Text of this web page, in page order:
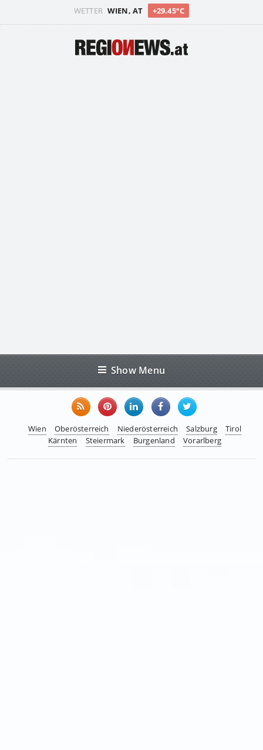
WETTER WIEN, AT +29.45°C
Show Menu
Wien Oberösterreich Niederösterreich Salzburg
Tirol
Kärnten
Steiermark Burgenland Vorarlberg